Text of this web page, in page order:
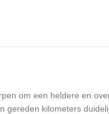
om een heldere en
gereden kilometers